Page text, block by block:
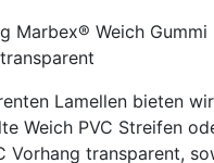
Marbex® Weich Gummi
Lamellen bieten
Weich PVC Streifen
Vorhang transparent,